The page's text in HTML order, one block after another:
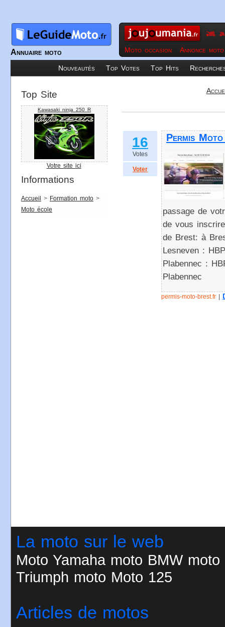
Annuaire moto Moto occasion Annonce moto
Nouveautés Top Votes Top Hits
Top Site
Kawasaki ninja 250 R
Votre site ici
Informations
Accueil > Formation moto >
Moto école
16
Votes
Voter
Permis
passage de
de vous
de Brest: à
Lesneven :
Plabennec :
Plabennec
permis-moto-brest.fr
La moto sur le web
Moto Yamaha moto BMW moto
Triumph moto Moto 125
Articles de motos